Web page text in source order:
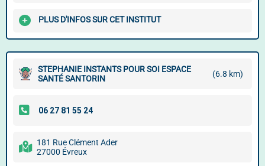
PLUS D'INFOS SUR CET INSTITUT
STEPHANIE INSTANTS POUR SOI ESPACE
SANTÉ SANTORIN
(6.8 km)
181 Rue Clément Ader
27000 Évreux